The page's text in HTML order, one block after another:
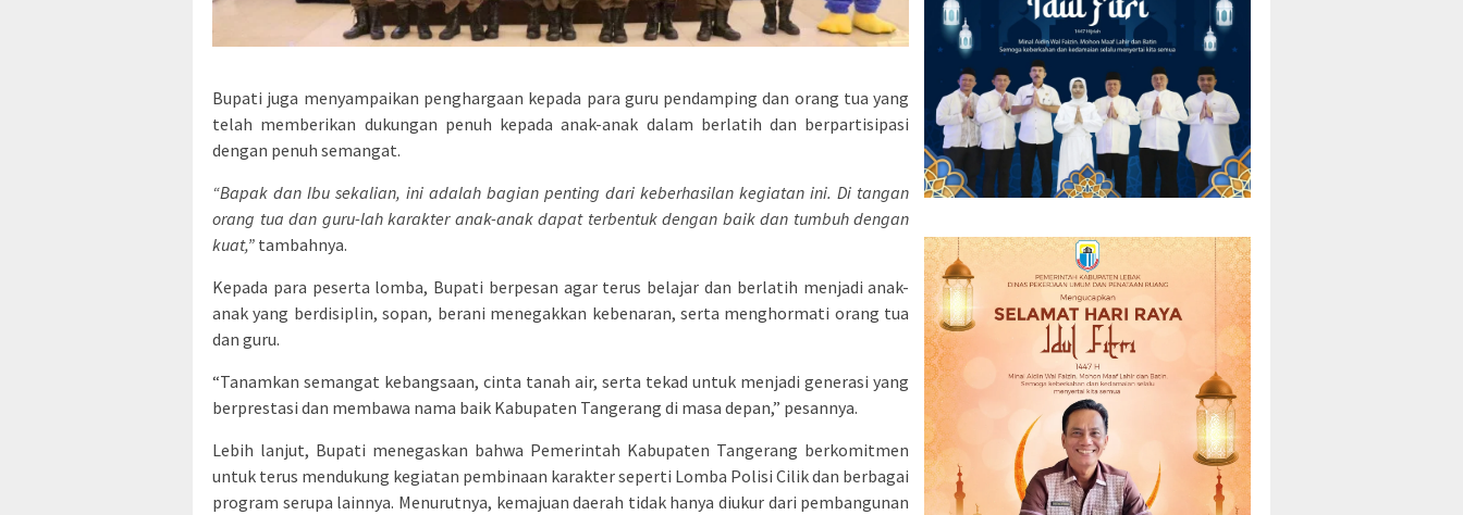
Bupati juga menyampaikan penghargaan kepada para guru pendamping dan orang tua yang
telah memberikan dukungan penuh kepada anak-anak dalam berlatih dan berpartisipasi
dengan penuh semangat.
“Bapak dan Ibu sekalian, ini adalah bagian penting dari keberhasilan kegiatan ini. Di tangan
orang tua dan guru-lah karakter anak-anak dapat terbentuk dengan baik dan tumbuh dengan
kuat,” tambahnya.
Kepada para peserta lomba, Bupati berpesan agar terus belajar dan berlatih menjadi anak-
anak yang berdisiplin, sopan, berani menegakkan kebenaran, serta menghormati orang tua
dan guru.
“Tanamkan semangat kebangsaan, cinta tanah air, serta tekad untuk menjadi generasi yang
berprestasi dan membawa nama baik Kabupaten Tangerang di masa depan,” pesannya.
Lebih lanjut, Bupati menegaskan bahwa Pemerintah Kabupaten Tangerang berkomitmen
untuk terus mendukung kegiatan pembinaan karakter seperti Lomba Polisi Cilik dan berbagai
program serupa lainnya. Menurutnya, kemajuan daerah tidak hanya diukur dari pembangunan